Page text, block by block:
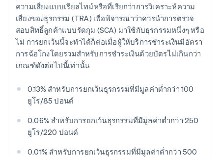
ความเสี่ยงแบบเรียลไทม์หรือที่เรียกว่าการวิเคราะห์ความ
เสี่ยงของธุรกรรม (TRA) เพื่อพิจารณาว่าควรนำการตรวจ
สอบสิทธิ์ลูกค้าแบบรัดกุม (SCA) มาใช้กับธุรกรรมหนึ่งๆ หรือ
ไม่ การยกเว้นนี้จะทำได้ก็ต่อเมื่อผู้ให้บริการชำระเงินมีอัตรา
การฉ้อโกงโดยรวมสำหรับการชำระเงินด้วยบัตรไม่เกินกว่า
เกณฑ์ดังต่อไปนี้เท่านั้น
0.13% สำหรับการยกเว้นธุรกรรมที่มีมูลค่าต่ำกว่า 100
ยูโร/85 ปอนด์
0.06% สำหรับการยกเว้นธุรกรรมที่มีมูลค่าต่ำกว่า 250
ยูโร/220 ปอนด์
0.01% สำหรับการยกเว้นธุรกรรมที่มีมูลค่าต่ำกว่า 500